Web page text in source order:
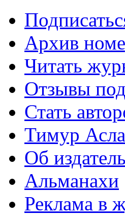
Архив
Читать
Отзывы
Стать
Тимур
Об
Альманахи
Реклама в